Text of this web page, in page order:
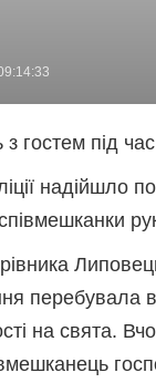
гостем під
надійшло
перебувала
на свята.